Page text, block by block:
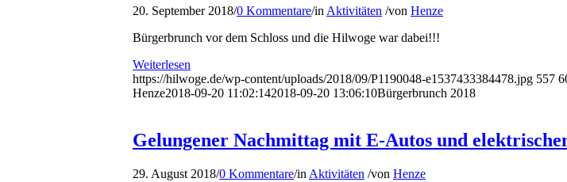
20. September 2018/0 Kommentare/in Aktivitäten /von Henze
Bürgerbrunch vor dem Schloss und die Hilwoge war dabei!!!
Weiterlesen
https://hilwoge.de/wp-content/uploads/2018/09/P1190048-e1537433384478.jpg 557
Henze2018-09-20 11:02:142018-09-20 13:06:10Bürgerbrunch 2018
Gelungener Nachmittag mit E-Autos und
29. August 2018/0 Kommentare/in Aktivitäten /von Henze